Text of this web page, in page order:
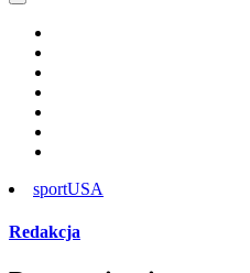
sportUSA
Redakcja